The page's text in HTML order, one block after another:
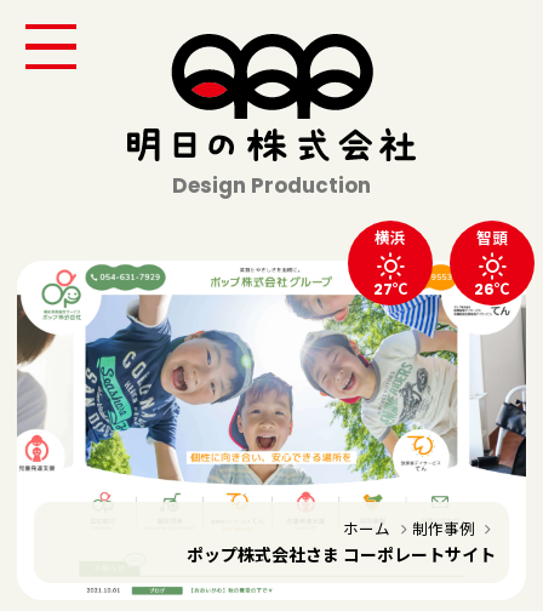
Design Production
横浜
27℃
智頭
26℃
ホーム 制作事例
ポップ株式会社さま コーポレートサイト